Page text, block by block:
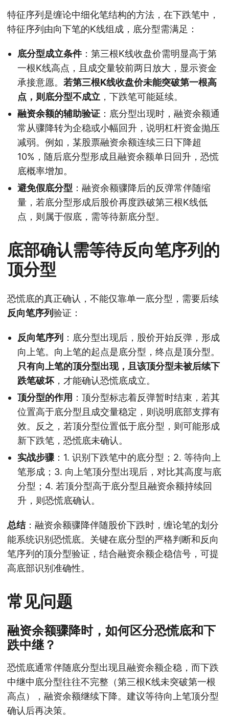
特征序列是缠论中细化笔结构的方法，在下跌笔中，
特征序列由向下笔的K线组成，底分型需满足：
底分型成立条件：第三根K线收盘价需明显高于第
一根K线高点，且成交量较前两日放大，显示资金
承接意愿。 若第三根K线收盘价未能突破第一根高
点，则底分型不成立 ，下跌笔可能延续。
融资余额的辅助验证 ：底分型出现时，融资余额通
常从骤降转为企稳或小幅回升，说明杠杆资金抛压
减弱。例如，某股票融资余额连续三日下降超
10%，随后底分型形成且融资余额单日回升，恐慌
底概率增加。
避免假底分型 ：融资余额骤降后的反弹常伴随缩
量，若底分型形成后股价再度跌破第三根K线低
点，则属于假底，需等待新底分型。
底部确认需等待反向笔序列的
顶分型
恐慌底的真正确认，不能仅靠单一底分型，需要后续
反向笔序列验证：
反向笔序列 ：底分型出现后，股价开始反弹，形成
向上笔。向上笔的起点是底分型，终点是顶分型。
只有向上笔的顶分型出现，且该顶分型未被后续下
跌笔破坏 ，才能确认恐慌底成立。
顶分型的作用 ：顶分型标志着反弹暂时结束，若其
位置高于底分型且成交量稳定，则说明底部支撑有
效。反之，若顶分型位置低于底分型，则可能形成
新下跌笔，恐慌底未确认。
实战步骤 ：1. 识别下跌笔中的底分型；2. 等待向上
笔形成；3. 向上笔顶分型出现后，对比其高度与底
分型；4. 若顶分型高于底分型且融资余额持续回
升，则恐慌底确认。
总结：融资余额骤降伴随股价下跌时，缠论笔的划分
能系统识别恐慌底。关键在底分型的严格判断和反向
笔序列的顶分型验证，结合融资余额企稳信号，可提
高底部识别准确性。
常见问题
融资余额骤降时，如何区分恐慌底和下
跌中继？
恐慌底通常伴随底分型出现且融资余额企稳，而下跌
中继中底分型往往不完整（第三根K线未突破第一根
高点），融资余额继续下降。建议等待向上笔顶分型
确认后再决策。